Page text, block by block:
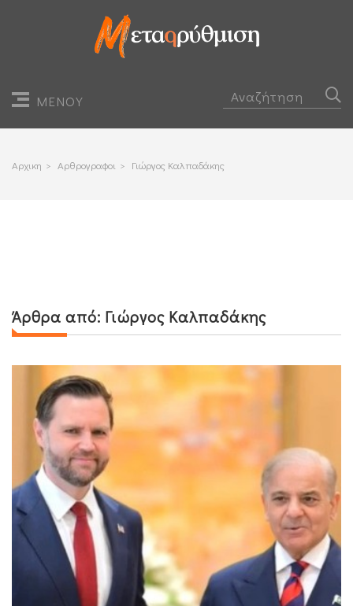
ΜΕΝΟΥ
Αρχικη > Αρθρογραφοι > Γιώργος Καλπαδάκης
Άρθρα από: Γιώργος Καλπαδάκης